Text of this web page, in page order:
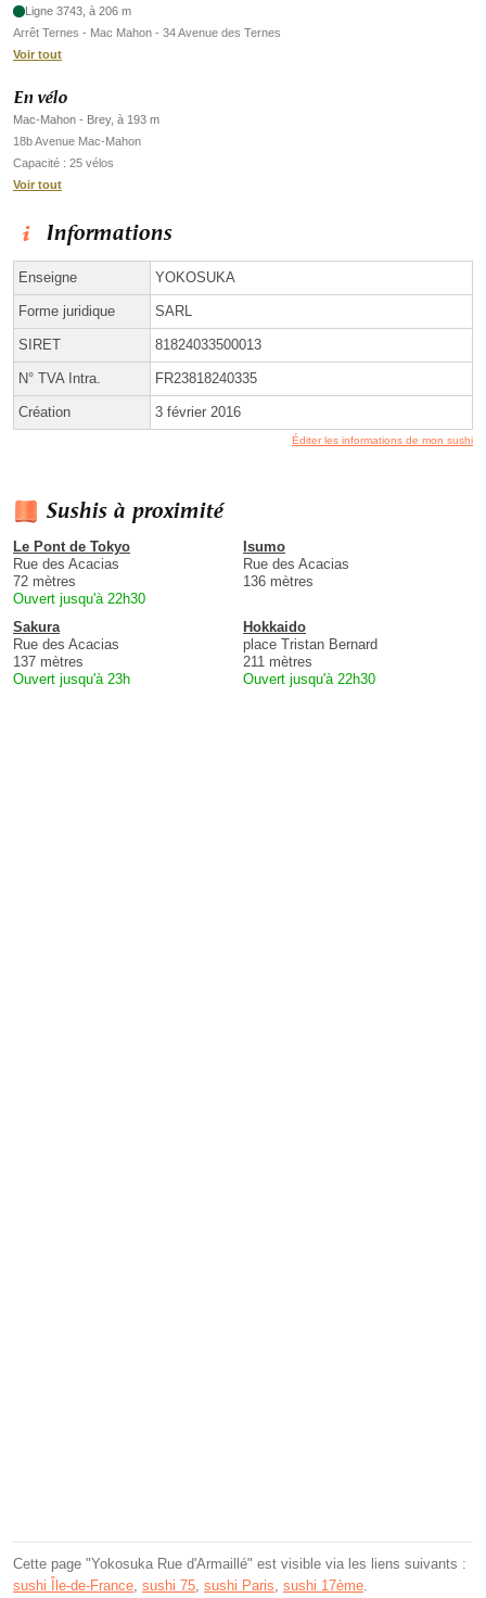
Ligne 3743, à 206 m
Arrêt Ternes - Mac Mahon - 34 Avenue des Ternes
Voir tout
En vélo
Mac-Mahon - Brey, à 193 m
18b Avenue Mac-Mahon
Capacité : 25 vélos
Voir tout
Informations
Enseigne YOKOSUKA
Forme juridique SARL
SIRET 81824033500013
N° TVA Intra. FR23818240335
Création 3 février 2016
Éditer les informations de mon sushi
Sushis à proximité
Le Pont de Tokyo
Rue des Acacias
72 mètres
Ouvert jusqu'à 22h30
Isumo
Rue des Acacias
136 mètres
Sakura
Rue des Acacias
137 mètres
Ouvert jusqu'à 23h
Hokkaido
place Tristan Bernard
211 mètres
Ouvert jusqu'à 22h30
Cette page "Yokosuka Rue d'Armaillé" est visible via les liens suivants :
sushi Île-de-France sushi 75 sushi Paris sushi 17ème